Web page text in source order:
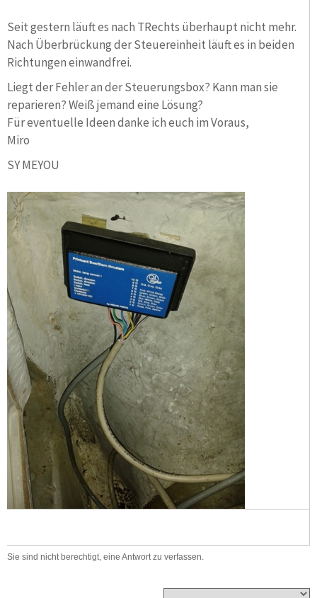
Seit gestern läuft es nach TRechts überhaupt nicht mehr.
Nach Überbrückung der Steuereinheit läuft es in beiden
Richtungen einwandfrei.
Liegt der Fehler an der Steuerungsbox? Kann man sie
reparieren? Weiß jemand eine Lösung?
Für eventuelle Ideen danke ich euch im Voraus,
Miro
SY MEYOU
Sie sind nicht berechtigt, eine Antwort zu verfassen.